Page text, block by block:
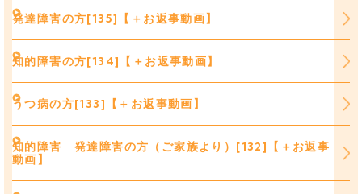
発達障害の方[135]【＋お返事動画】
知的障害の方[134]【＋お返事動画】
うつ病の方[133]【＋お返事動画】
知的障害 発達障害の方（ご家族より）[132]【＋お返事
動画】